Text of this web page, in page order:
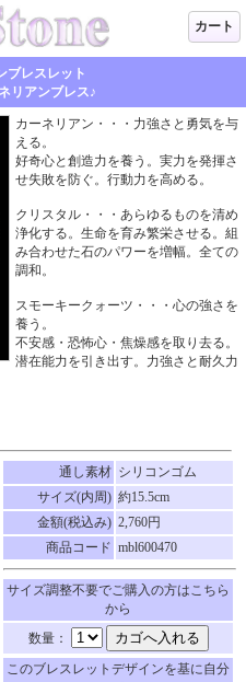
カート
ブレスレット
リアンブレス♪
カーネリアン・・・力強さと勇気を与
える。
好奇心と創造力を養う。実力を発揮さ
せ失敗を防ぐ。行動力を高める。
クリスタル・・・あらゆるものを清め
浄化する。生命を育み繁栄させる。組
み合わせた石のパワーを増幅。全ての
調和。
スモーキークォーツ・・・心の強さを
養う。
不安感・恐怖心・焦燥感を取り去る。
潜在能力を引き出す。力強さと耐久力
通し素材 シリコンゴム
サイズ(内周) 約15.5cm
金額(税込み) 2,760円
商品コード mbl600470
サイズ調整不要でご購入の方はこちら
から
数量：
このブレスレットデザインを基に自分